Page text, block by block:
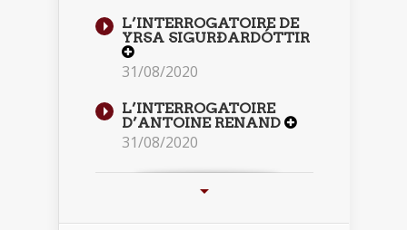
L’INTERROGATOIRE DE
YRSA SIGURÐARDÓTTIR
31/08/2020
L’INTERROGATOIRE
D’ANTOINE RENAND
31/08/2020